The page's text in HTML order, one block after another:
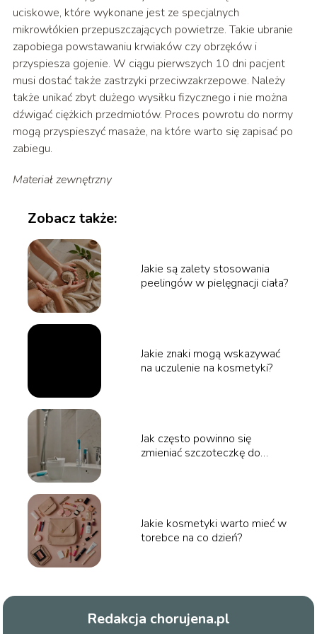
uciskowe, które wykonane jest ze specjalnych
mikrowłókien przepuszczających powietrze. Takie ubranie
zapobiega powstawaniu krwiaków czy obrzęków i
przyspiesza gojenie. W ciągu pierwszych 10 dni pacjent
musi dostać także zastrzyki przeciwzakrzepowe. Należy
także unikać zbyt dużego wysiłku fizycznego i nie można
dźwigać ciężkich przedmiotów. Proces powrotu do normy
mogą przyspieszyć masaże, na które warto się zapisać po
zabiegu.
Materiał zewnętrzny
Zobacz także:
Jakie są zalety stosowania
peelingów w pielęgnacji ciała?
Jakie znaki mogą wskazywać
na uczulenie na kosmetyki?
Jak często powinno się
zmieniać szczoteczkę do
Jakie kosmetyki warto mieć w
torebce na co dzień?
Redakcja chorujena.pl